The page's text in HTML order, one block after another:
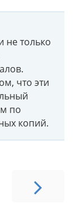
не только
что эти
по
копий.